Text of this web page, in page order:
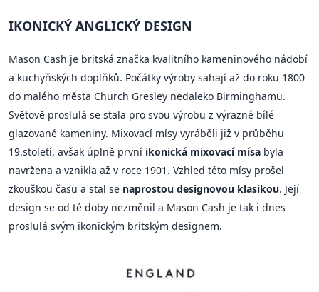
IKONICKÝ ANGLICKÝ DESIGN
Mason Cash je britská značka kvalitního kameninového nádobí
a kuchyňských doplňků. Počátky výroby sahají až do roku 1800
do malého města Church Gresley nedaleko Birminghamu.
Světově proslulá se stala pro svou výrobu z výrazné bílé
glazované kameniny. Mixovací mísy vyráběli již v průběhu
19.století, avšak úplně první ikonická mixovací mísa byla
navržena a vznikla až v roce 1901. Vzhled této mísy prošel
zkouškou času a stal se naprostou designovou klasikou. Její
design se od té doby nezměnil a Mason Cash je tak i dnes
proslulá svým ikonickým britským designem.